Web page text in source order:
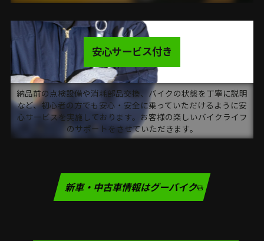
安心サービス付き
納品前の点検設備や消耗部品交換、バイクの状態を丁寧に説明
など、初心者の方でも安心・安全に乗っていただけるように安
心サービスを実施しております。お客様の楽しいバイクライフ
のサポートをさせていただきます。
新車・中古車情報はグーバイク